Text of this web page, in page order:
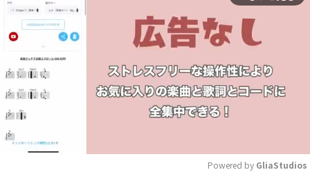
Powered by GliaStudios